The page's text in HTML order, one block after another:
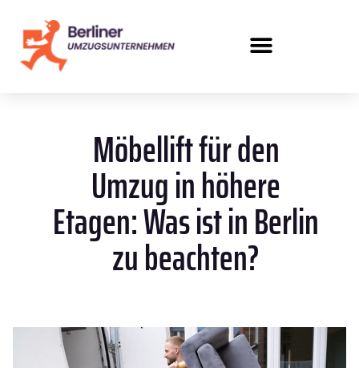
Möbellift für den
Umzug in höhere
Etagen: Was ist in Berlin
zu beachten?